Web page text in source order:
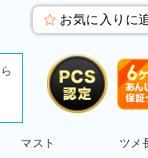
お気に入りに
マスト
ツメ